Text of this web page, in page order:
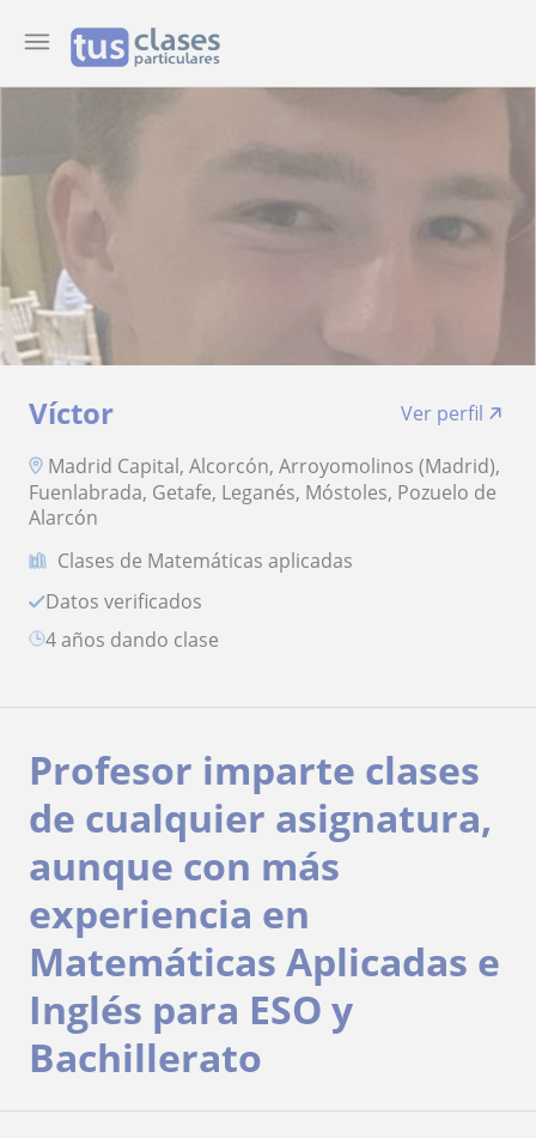
Víctor
Ver perfil
Madrid Capital, Alcorcón, Arroyomolinos (Madrid),
Fuenlabrada, Getafe, Leganés, Móstoles, Pozuelo de
Alarcón
Clases de Matemáticas aplicadas
Datos verificados
4 años dando clase
Profesor imparte clases
de cualquier asignatura,
aunque con más
experiencia en
Matemáticas Aplicadas e
Inglés para ESO y
Bachillerato